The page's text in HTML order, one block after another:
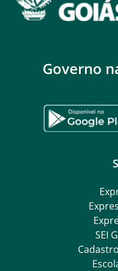
Governo
SEI